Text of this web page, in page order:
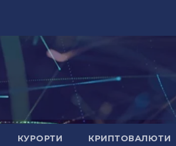
КУРОРТИ КРИПТОВАЛЮТИ